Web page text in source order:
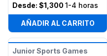
Desde: $1,300 1-4 horas
AÑADIR AL CARRITO
Junior Sports Games